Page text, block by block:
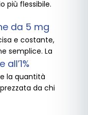
più flessibile.
da 5 mg
e costante,
semplice. La
la quantità
da chi